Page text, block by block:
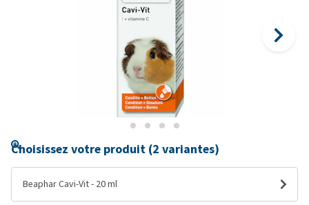
Choisissez votre produit (2 variantes)
Beaphar Cavi-Vit - 20 ml